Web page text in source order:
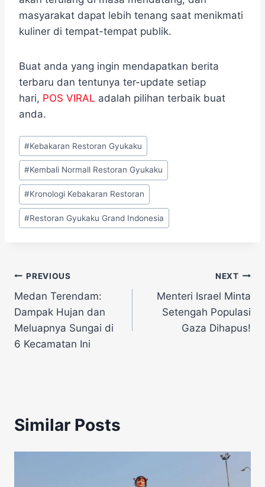
masyarakat dapat lebih tenang saat menikmati
kuliner di tempat-tempat publik.
Buat anda yang ingin mendapatkan berita
terbaru dan tentunya ter-update setiap
hari, POS VIRAL adalah pilihan terbaik buat
anda.
Post
Tags:
#Kebakaran Restoran Gyukaku
#Kembali Normall Restoran Gyukaku
#Kronologi Kebakaran Restoran
#Restoran Gyukaku Grand Indonesia
Navigasi
pos
PREVIOUS
Medan Terendam:
Dampak Hujan dan
Meluapnya Sungai di
6 Kecamatan Ini
NEXT
Menteri Israel Minta
Setengah Populasi
Gaza Dihapus!
Similar Posts